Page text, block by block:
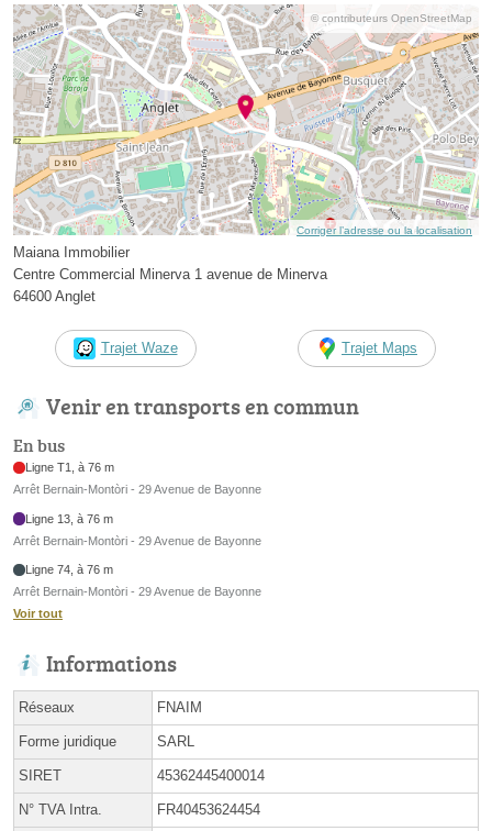
© contributeurs OpenStreetMap
Corriger l’adresse ou la localisation
Maiana Immobilier
Centre Commercial Minerva 1 avenue de Minerva
64600 Anglet
Trajet Waze Trajet Maps
Venir en transports en commun
En bus
Ligne T1, à 76 m
Arrêt Bernain-Montòri - 29 Avenue de Bayonne
Ligne 13, à 76 m
Arrêt Bernain-Montòri - 29 Avenue de Bayonne
Ligne 74, à 76 m
Arrêt Bernain-Montòri - 29 Avenue de Bayonne
Voir tout
Informations
Réseaux FNAIM
Forme juridique SARL
SIRET 45362445400014
N° TVA Intra. FR40453624454